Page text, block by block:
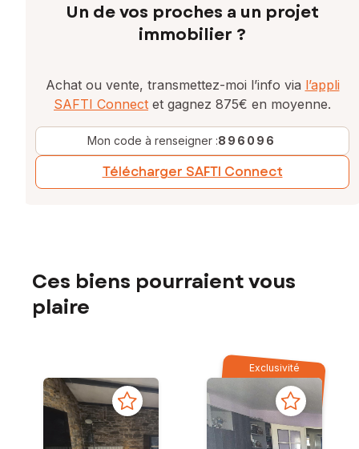
Un de vos proches a un projet
immobilier ?
Achat ou vente, transmettez-moi l’info via l’appli
SAFTI Connect et gagnez 875€ en moyenne.
Mon code à renseigner :896096
Télécharger SAFTI Connect
Ces biens pourraient vous
plaire
Exclusivité